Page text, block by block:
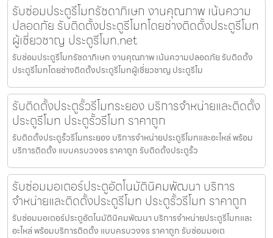
รับซ่อมประตูรีโมทรัชดาภิเษก งานคุณภาพ เน้นความ
ปลอดภัย รับติดตั้งประตูรีโมทโดยช่างติดตั้งประตูรีโมท
ผู้เชี่ยวชาญ ประตูรีโมท.net
รับซ่อมประตูรีโมทรัชดาภิเษก งานคุณภาพ เน้นความปลอดภัย รับติดตั้ง
ประตูรีโมทโดยช่างติดตั้งประตูรีโมทผู้เชี่ยวชาญ ประตูรีโม
รับติดตั้งประตูรั้วรีโมทระยอง บริการจำหน่ายและติดตั้ง
ประตูรีโมท ประตูรั้วรีโมท ราคาถูก
รับติดตั้งประตูรั้วรีโมทระยอง บริการจำหน่ายประตูรีโมทและอะไหล่ พร้อม
บริการติดตั้ง แบบครบวงจร ราคาถูก รับติดตั้งประตูรั้ว
รับซ่อมมอเตอร์ประตูอัตโนมัตินิคมพัฒนา บริการ
จำหน่ายและติดตั้งประตูรีโมท ประตูรั้วรีโมท ราคาถูก
รับซ่อมมอเตอร์ประตูอัตโนมัตินิคมพัฒนา บริการจำหน่ายประตูรีโมทและ
อะไหล่ พร้อมบริการติดตั้ง แบบครบวงจร ราคาถูก รับซ่อมมอเต